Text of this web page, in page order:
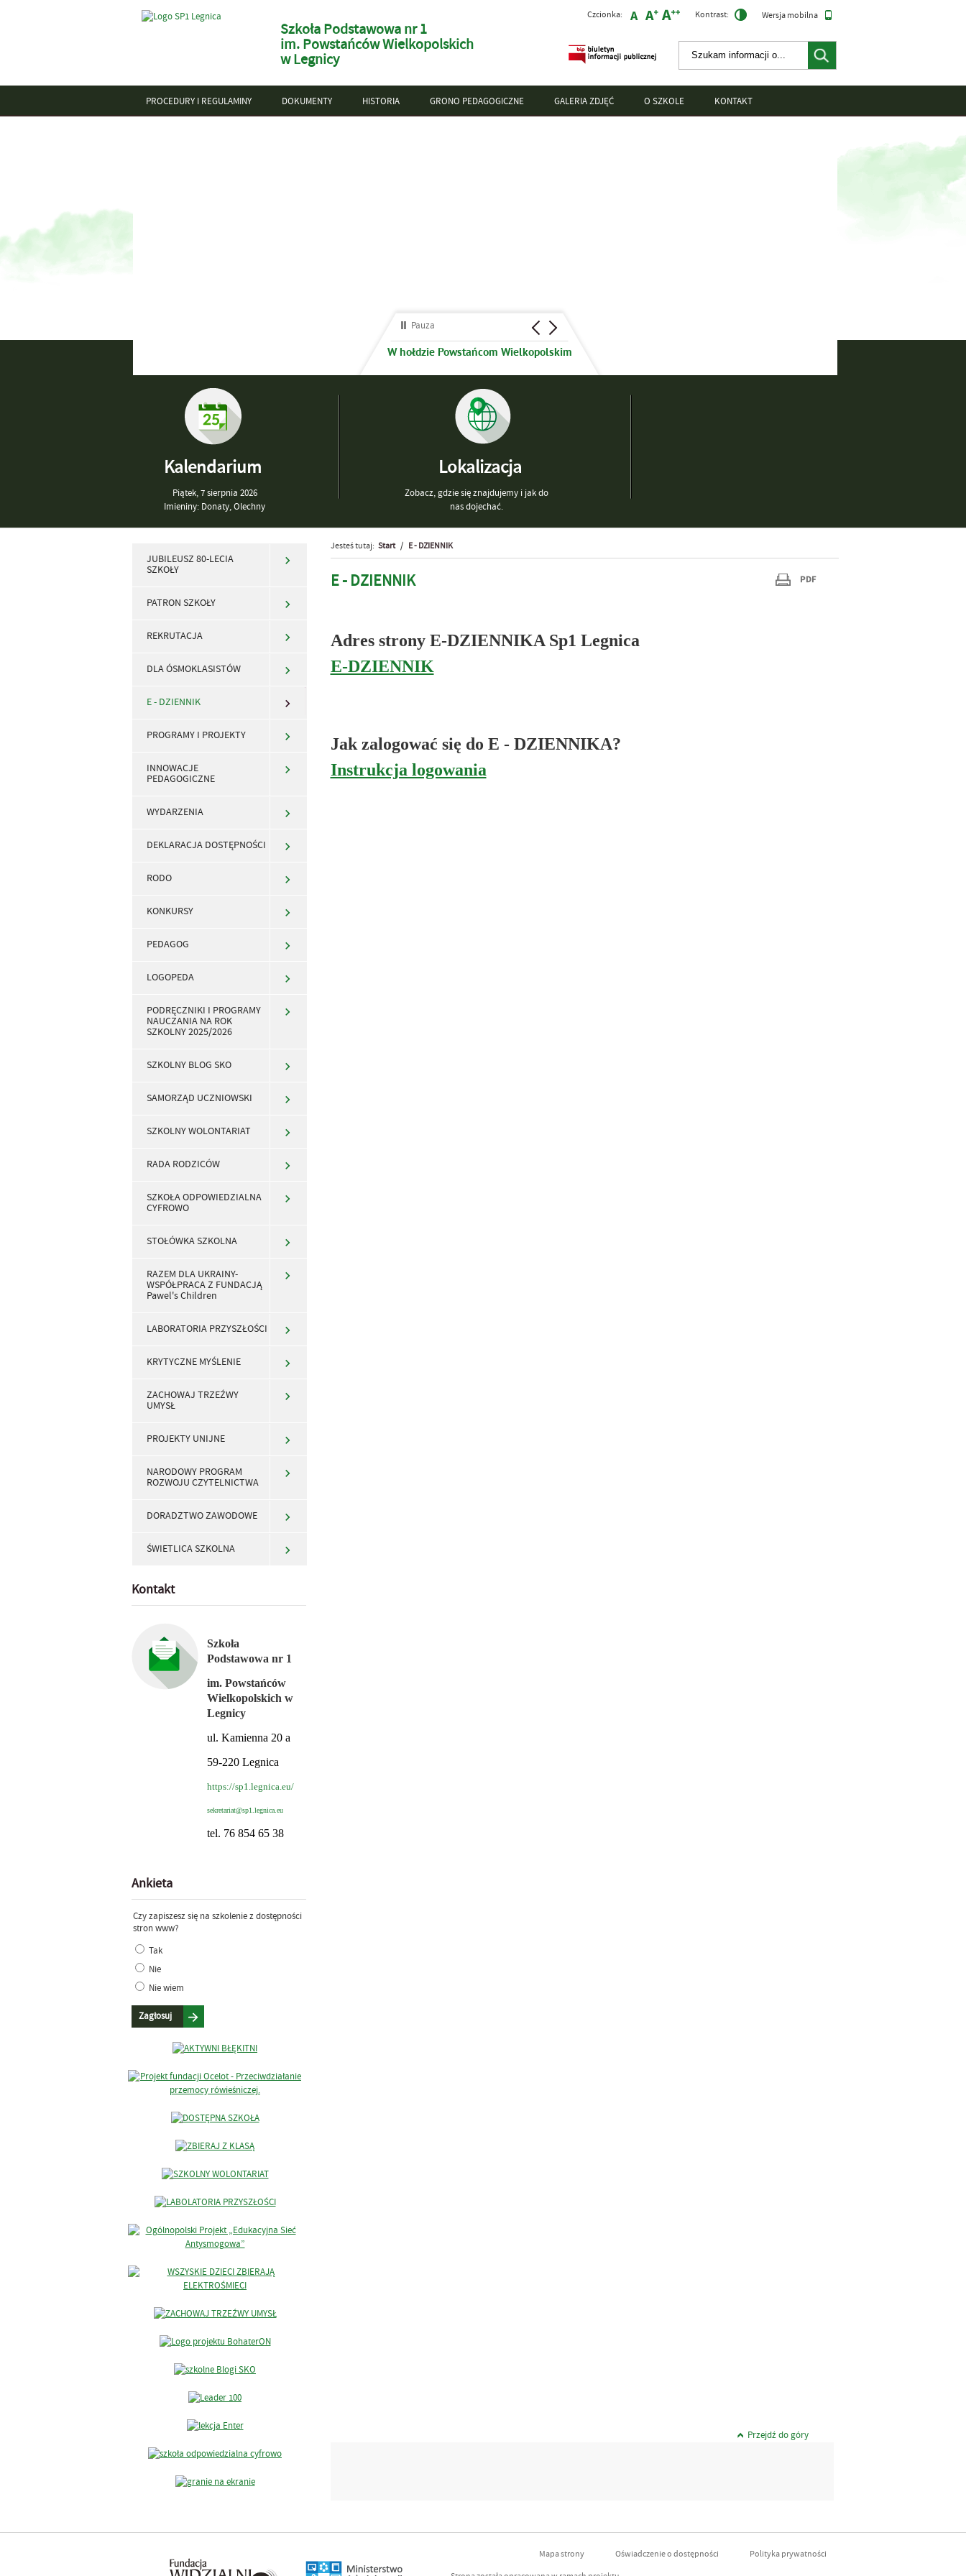
Szkoła Podstawowa nr 1
im. Powstańców Wielkopolskich
w Legnicy
Czcionka: Kontrast: Wersja mobilna
PROCEDURY I REGULAMINY DOKUMENTY HISTORIA GRONO PEDAGOGICZNE GALERIA ZDJĘĆ O SZKOLE KONTAKT
Pauza
W hołdzie Powstańcom Wielkopolskim
Kalendarium
Piątek,7sierpnia 2026
Imieniny: Donaty, Olechny
Lokalizacja
Zobacz, gdzie się znajdujemy i jak do
nas dojechać.
JUBILEUSZ 80-LECIA
SZKOŁY
PATRON SZKOŁY
REKRUTACJA
DLA ÓSMOKLASISTÓW
E - DZIENNIK
PROGRAMY I PROJEKTY
INNOWACJE
PEDAGOGICZNE
WYDARZENIA
DEKLARACJA DOSTĘPNOŚCI
RODO
KONKURSY
PEDAGOG
LOGOPEDA
PODRĘCZNIKI I PROGRAMY
NAUCZANIA NA ROK
SZKOLNY 2025/2026
SZKOLNY BLOG SKO
SAMORZĄD UCZNIOWSKI
SZKOLNY WOLONTARIAT
RADA RODZICÓW
SZKOŁA ODPOWIEDZIALNA
CYFROWO
STOŁÓWKA SZKOLNA
RAZEM DLA UKRAINY-
WSPÓŁPRACA Z FUNDACJĄ
Pawel's Children
LABORATORIA PRZYSZŁOŚCI
KRYTYCZNE MYŚLENIE
ZACHOWAJ TRZEŹWY
UMYSŁ
PROJEKTY UNIJNE
NARODOWY PROGRAM
ROZWOJU CZYTELNICTWA
DORADZTWO ZAWODOWE
ŚWIETLICA SZKOLNA
Kontakt
Szkoła
Podstawowa nr 1
im. Powstańców
Wielkopolskich w
Legnicy
ul. Kamienna 20 a
59-220 Legnica
https://sp1.legnica.eu/
sekretariat@sp1.legnica.eu
tel. 76 854 65 38
Ankieta
Czy zapiszesz się na szkolenie z dostępności
stron www?
Tak
Nie
Nie wiem
Jesteś tutaj: Start / E - DZIENNIK
E - DZIENNIK
Adres strony E-DZIENNIKA Sp1 Legnica
E-DZIENNIK
Jak zalogować się do E - DZIENNIKA?
Instrukcja logowania
Przejdź do góry
Mapa strony Oświadczenie o dostępności Polityka prywatności